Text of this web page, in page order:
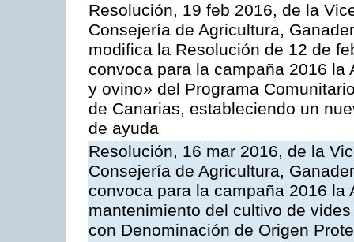
Resolución, 19 feb 2016, de la
Consejería de Agricultura,
modifica la Resolución de 12 de
convoca para la campaña 2016
y ovino» del Programa
de Canarias, estableciendo un
de ayuda
Resolución, 16 mar 2016, de la
Consejería de Agricultura,
convoca para la campaña 2016
mantenimiento del cultivo de
con Denominación de Origen